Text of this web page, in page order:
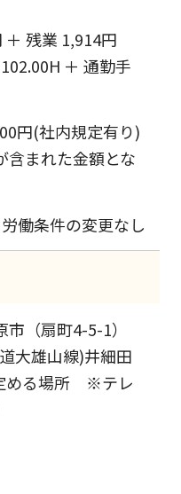
＋ 残業 1,914円
＋ 通勤手
円(社内規定有り)
まれた金額とな
働条件の変更なし
市（扇町4-5-1）
大雄山線)井細田
める場所 ※テレ